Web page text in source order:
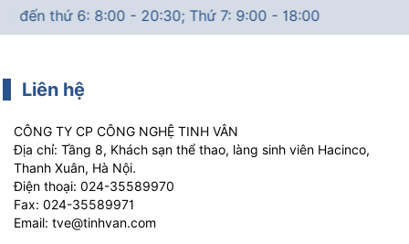
đến thứ 6: 8:00 - 20:30; Thứ 7: 9:00 - 18:00
Liên hệ
CÔNG TY CP CÔNG NGHỆ TINH VÂN
Địa chỉ: Tầng 8, Khách sạn thể thao, làng sinh viên Hacinco,
Thanh Xuân, Hà Nội.
Điện thoại: 024-35589970
Fax: 024-35589971
Email: tve@tinhvan.com